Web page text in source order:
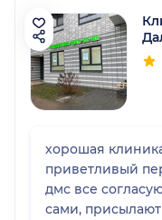
хорошая
приветливый
дмс все
сами,